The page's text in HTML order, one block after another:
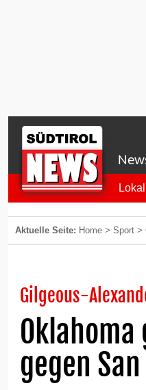
Lokal
Aktuelle Seite: Home > Sport >
Gilgeous-
gegen